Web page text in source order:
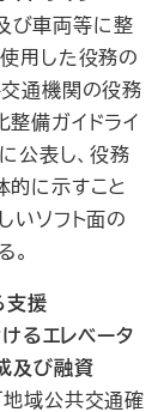
び車両等に整
用した役務の
通機関の役務
備ガイドライ
公表し、役務
的に示すこと
いソフト面の
。
支援
るエレベータ
及び融資
地域公共交通確